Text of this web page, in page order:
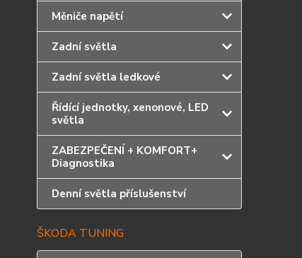
Měniče napětí
Zadní světla
Zadní světla ledkové
Řídící jednotky, xenonové, LED
světla
ZABEZPEČENÍ + KOMFORT+
Diagnostika
Denní světla příslušenství
ŠKODA TUNING